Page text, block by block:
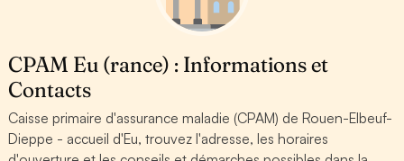
CPAM Eu (rance) : Informations et
Contacts
Caisse primaire d'assurance maladie (CPAM) de Rouen-Elbeuf-
Dieppe - accueil d'Eu, trouvez l'adresse, les horaires